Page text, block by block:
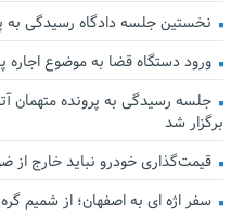
نخستین جلسه دادگاه رسیدگی به
ورود دستگاه قضا به موضوع اجاره
جلسه رسیدگی به پرونده
برگزار شد
قیمت‌گذاری خودرو نباید خارج از
سفر اژه ای به اصفهان؛ از شمیم